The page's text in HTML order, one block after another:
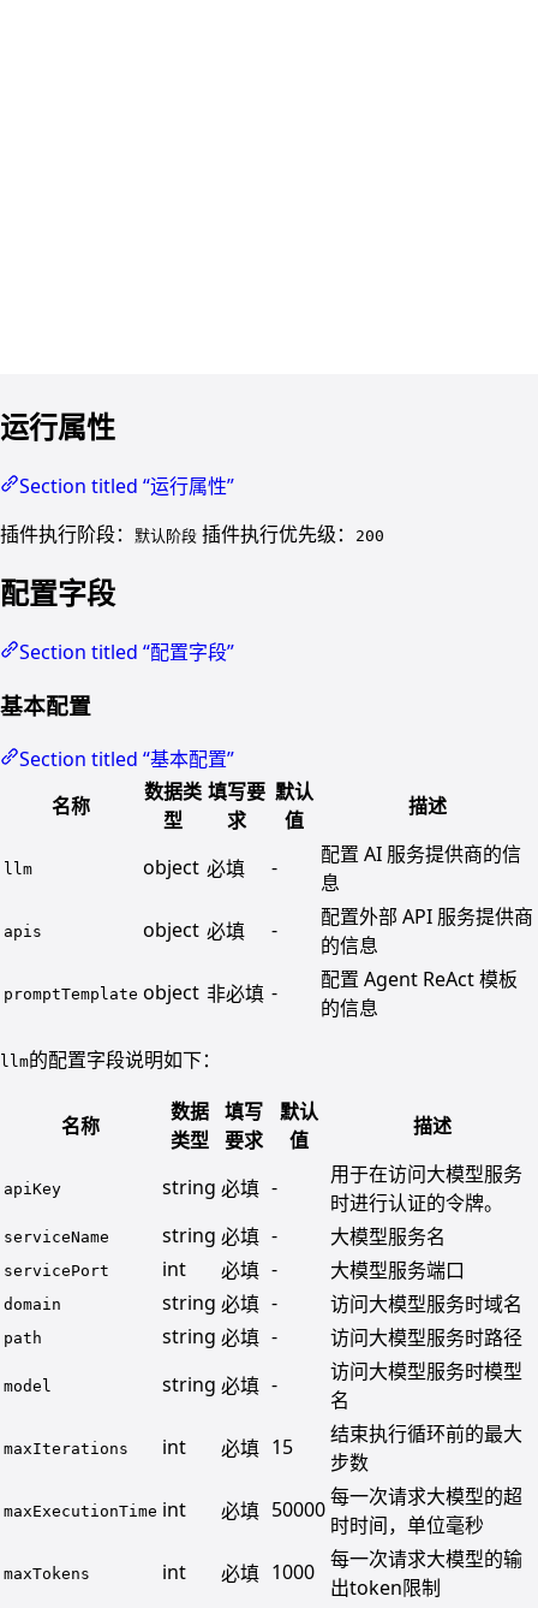
运行属性
Section titled “运行属性”
插件执行阶段：
默认阶段 插件执行优先级： 200
配置字段
Section titled “配置字段”
基本配置
Section titled “基本配置”
名称
数据类
型
填写要
求
默认
值
描述
llm object 必填 -
配置 AI 服务提供商的信
息
apis object 必填 -
配置外部 API 服务提供商
的信息
promptTemplate object 非必填 -
配置 Agent ReAct 模板
的信息
llm的配置字段说明如下：
名称
数据
类型
填写
要求
默认
值
描述
apiKey string 必填 -
用于在访问大模型服务
时进行认证的令牌。
serviceName string 必填 - 大模型服务名
servicePort int 必填 - 大模型服务端口
domain string 必填 - 访问大模型服务时域名
path string 必填 - 访问大模型服务时路径
model string 必填 -
访问大模型服务时模型
名
maxIterations int 必填 15
结束执行循环前的最大
步数
maxExecutionTime int 必填 50000每一次请求大模型的超
时时间，单位毫秒
maxTokens int 必填 1000 每一次请求大模型的输
出token限制